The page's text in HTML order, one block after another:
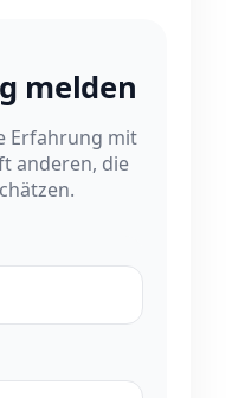
melden
Erfahrung mit
anderen, die